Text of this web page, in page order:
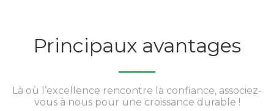
Principaux avantages
Là où l’excellence rencontre la confiance, associez-
vous à nous pour une croissance durable !